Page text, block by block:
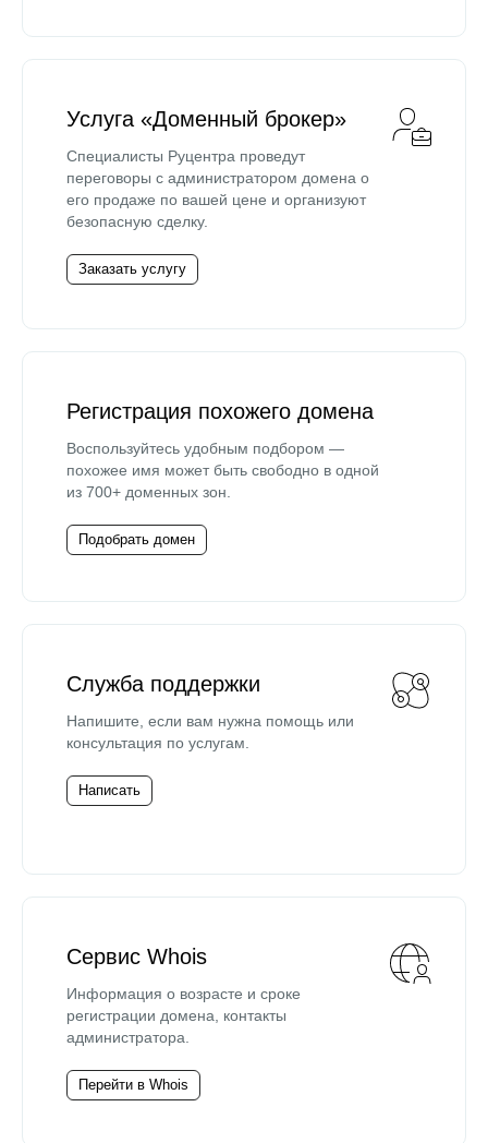
Услуга «Доменный брокер»
Специалисты Руцентра проведут
переговоры с администратором домена о
его продаже по вашей цене и организуют
безопасную сделку.
Заказать услугу
Регистрация похожего домена
Воспользуйтесь удобным подбором —
похожее имя может быть свободно в одной
из 700+ доменных зон.
Подобрать домен
Служба поддержки
Напишите, если вам нужна помощь или
консультация по услугам.
Написать
Сервис Whois
Информация о возрасте и сроке
регистрации домена, контакты
администратора.
Перейти в Whois